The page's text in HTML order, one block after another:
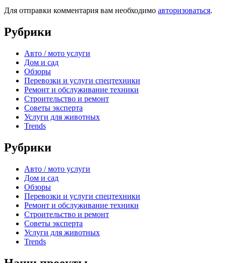
Для отправки комментария вам необходимо авторизоваться.
Рубрики
Авто / мото услуги
Дом и сад
Обзоры
Перевозки и услуги спецтехники
Ремонт и обслуживание техники
Строительство и ремонт
Советы эксперта
Услуги для животных
Trends
Рубрики
Авто / мото услуги
Дом и сад
Обзоры
Перевозки и услуги спецтехники
Ремонт и обслуживание техники
Строительство и ремонт
Советы эксперта
Услуги для животных
Trends